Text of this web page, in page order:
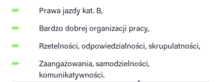
Prawa jazdy kat. B,
Bardzo dobrej organizacji pracy,
Rzetelności, odpowiedzialności, skrupulatności,
Zaangażowania, samodzielności,
komunikatywności.